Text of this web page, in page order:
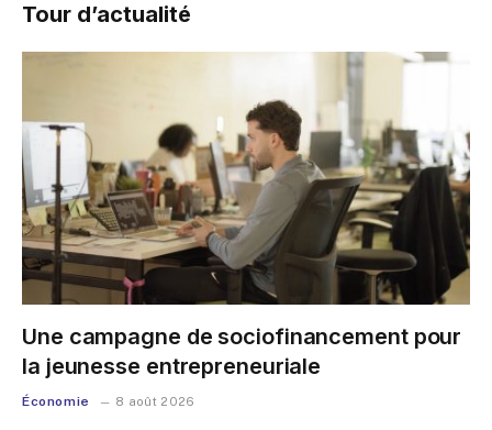
Tour d’actualité
Une campagne de sociofinancement pour
la jeunesse entrepreneuriale
Économie 8 août 2026